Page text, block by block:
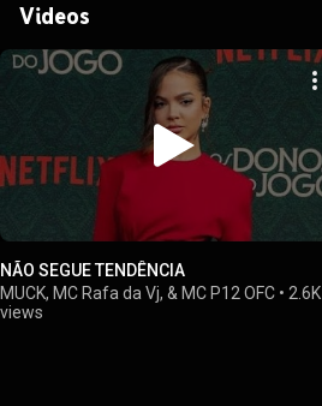
Videos
NÃO SEGUE TENDÊNCIA
MUCK, MC Rafa da Vj, & MC P12 OFC • 2.6K
views